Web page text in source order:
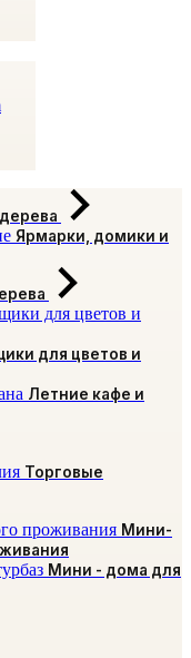
Ярмарки, домики и
для цветов и
Летние кафе и
Торговые
Мини-
Мини - дома для